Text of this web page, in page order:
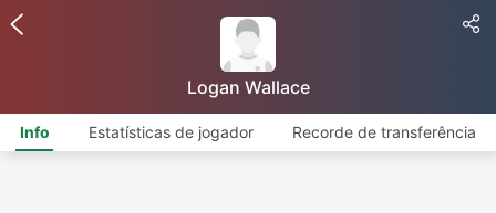
Logan Wallace
Info Estatísticas de jogador Recorde de transferência